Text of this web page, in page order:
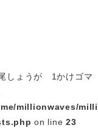
しょうが 1かけゴ
millionwaves/
on line23